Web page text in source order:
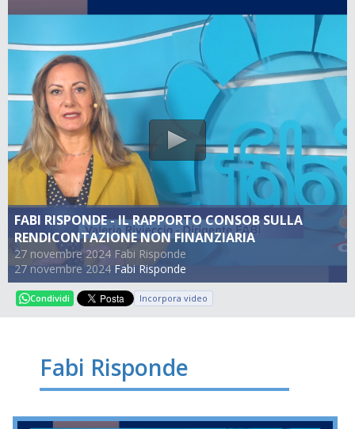
FABI RISPONDE - IL RAPPORTO CONSOB SULLA
RENDICONTAZIONE NON FINANZIARIA
27 novembre 2024 Fabi Risponde
27 novembre 2024 Fabi Risponde
Condividi Incorpora video
Fabi Risponde